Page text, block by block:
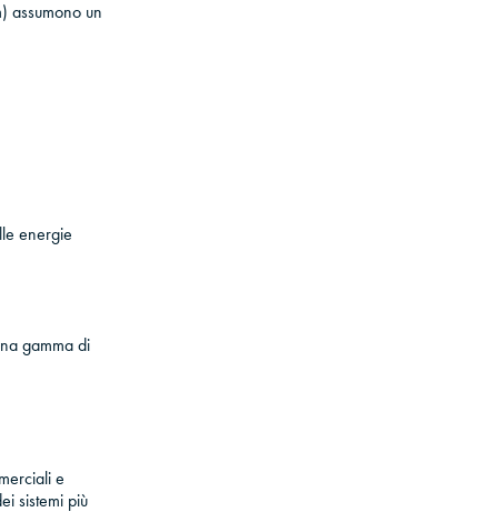
assumono un
energie
gamma di
e
sistemi più